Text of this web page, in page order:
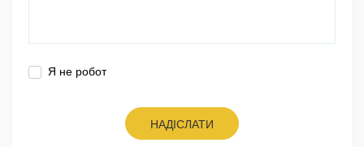
Я не робот
НАДІСЛАТИ